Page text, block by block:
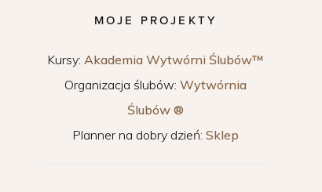
MOJE PROJEKTY
Kursy: Akademia Wytwórni Ślubów™
Organizacja ślubów: Wytwórnia
Ślubów ®
Planner na dobry dzień: Sklep